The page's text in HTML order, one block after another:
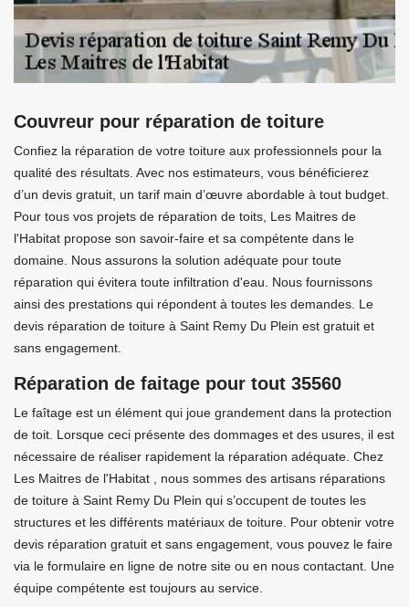
Couvreur pour réparation de toiture
Confiez la réparation de votre toiture aux professionnels pour la
qualité des résultats. Avec nos estimateurs, vous bénéficierez
d’un devis gratuit, un tarif main d’œuvre abordable à tout budget.
Pour tous vos projets de réparation de toits, Les Maitres de
l'Habitat propose son savoir-faire et sa compétente dans le
domaine. Nous assurons la solution adéquate pour toute
réparation qui évitera toute infiltration d'eau. Nous fournissons
ainsi des prestations qui répondent à toutes les demandes. Le
devis réparation de toiture à Saint Remy Du Plein est gratuit et
sans engagement.
Réparation de faitage pour tout 35560
Le faîtage est un élément qui joue grandement dans la protection
de toit. Lorsque ceci présente des dommages et des usures, il est
nécessaire de réaliser rapidement la réparation adéquate. Chez
Les Maitres de l'Habitat , nous sommes des artisans réparations
de toiture à Saint Remy Du Plein qui s’occupent de toutes les
structures et les différents matériaux de toiture. Pour obtenir votre
devis réparation gratuit et sans engagement, vous pouvez le faire
via le formulaire en ligne de notre site ou en nous contactant. Une
équipe compétente est toujours au service.